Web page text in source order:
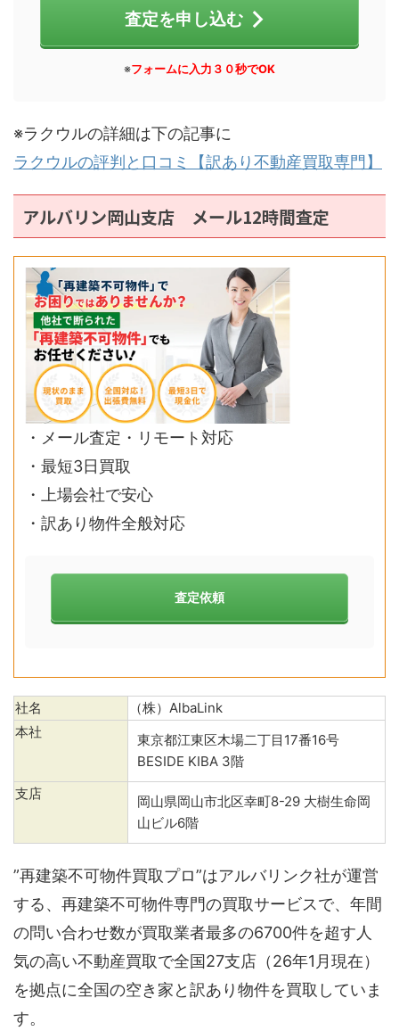
査定を申し込む
※フォームに入力３０秒でOK
※ラクウルの詳細は下の記事に
ラクウルの評判と口コミ【訳あり不動産買取専門】
アルバリン岡山支店 メール12時間査定
・メール査定・リモート対応
・最短3日買取
・上場会社で安心
・訳あり物件全般対応
査定依頼
社名
（株）AlbaLink
本社
東京都江東区木場二丁目17番16号
BESIDE KIBA 3階
支店
岡山県岡山市北区幸町8-29 大樹生命岡
山ビル6階
”再建築不可物件買取プロ”はアルバリンク社が運営
する、再建築不可物件専門の買取サービスで、年間
の問い合わせ数が買取業者最多の6700件を超す人
気の高い不動産買取で全国27支店（26年1月現在）
を拠点に全国の空き家と訳あり物件を買取していま
す。